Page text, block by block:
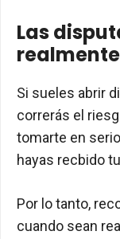
Las
Si sueles abrir
correrás el
tomarte en
hayas recbido
Por lo tanto,
cuando sean